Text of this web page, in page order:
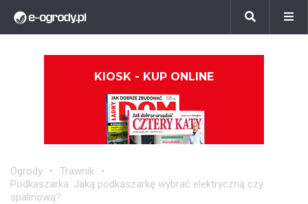
KIOSK - KUP ONLINE
Ogrody
Trawnik
Podkaszarka. Jaką podkaszarkę wybrać elektryczną czy
spalinową?